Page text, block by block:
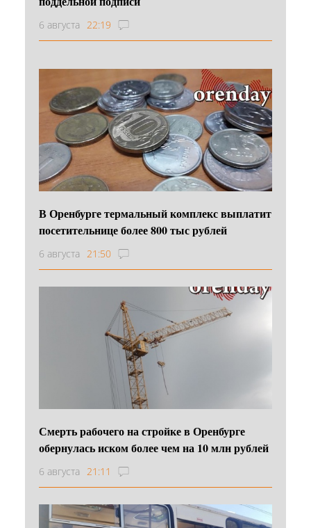
6 августа 22:19
В Оренбурге термальный комплекс выплатит
посетительнице более 800 тыс рублей
6 августа 21:50
Смерть рабочего на стройке в Оренбурге
обернулась иском более чем на 10 млн рублей
6 августа 21:11